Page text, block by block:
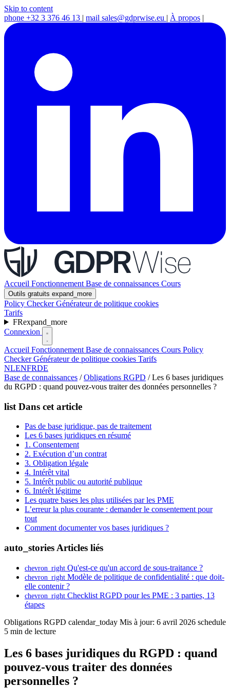
Skip to content
phone +32 3 376 46 13 | mail sales@gdprwise.eu | À propos |
Accueil Fonctionnement Base de connaissances Cours
Outils gratuits expand_more
Policy CheckerGénérateur de politique cookies
Tarifs
FRexpand_more
Connexion
Accueil Fonctionnement Base de connaissances Cours Policy
CheckerGénérateur de politique cookies Tarifs
NLENFRDE
Base de connaissances / Obligations RGPD / Les 6 bases juridiques
du RGPD : quand pouvez-vous traiter des données personnelles ?
list Dans cet article
Pas de base juridique, pas de traitement
Les 6 bases juridiques en résumé
1. Consentement
2. Exécution d’un contrat
3. Obligation légale
4. Intérêt vital
5. Intérêt public ou autorité publique
6. Intérêt légitime
Les quatre bases les plus utilisées par les PME
L’erreur la plus courante : demander le consentement pour
tout
Comment documenter vos bases juridiques ?
auto_stories Articles liés
chevron_right Qu'est-ce qu'un accord de sous-traitance ?
chevron_right Modèle de politique de confidentialité : que doit-
elle contenir ?
chevron_right Checklist RGPD pour les PME : 3 parties, 13
étapes
Obligations RGPD calendar_today Mis à jour: 6 avril 2026 schedule
5 min de lecture
Les 6 bases juridiques du RGPD : quand
pouvez-vous traiter des données
personnelles ?